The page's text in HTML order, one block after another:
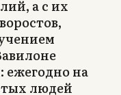
а с их
ежегодно на
людей